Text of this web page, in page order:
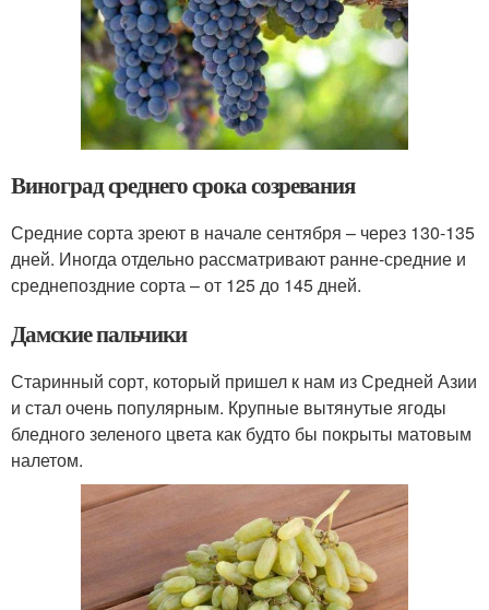
Виноград среднего срока созревания
Средние сорта зреют в начале сентября – через 130-135
дней. Иногда отдельно рассматривают ранне-средние и
среднепоздние сорта – от 125 до 145 дней.
Дамские пальчики
Старинный сорт, который пришел к нам из Средней Азии
и стал очень популярным. Крупные вытянутые ягоды
бледного зеленого цвета как будто бы покрыты матовым
налетом.